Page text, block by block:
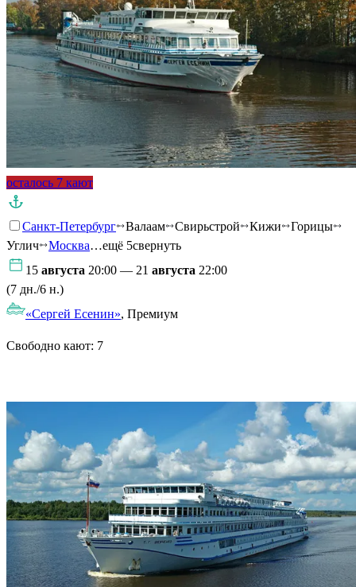
осталось 7 кают
Санкт-Петербург Валаам Свирьстрой Кижи
Горицы
Углич
Москва…ещё 5свернуть
15 августа 20:00 — 21 августа 22:00
(7 дн./6 н.)
«Сергей Есенин», Премиум
Свободно кают: 7